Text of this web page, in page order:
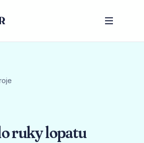
ruky lopatu